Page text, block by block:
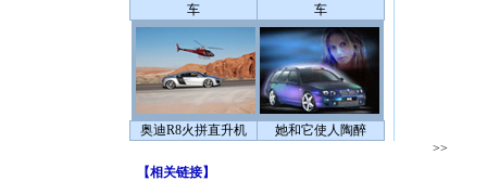
车
车
奥迪R8火拼直升机 她和它使人陶醉
>>
【相关链接】